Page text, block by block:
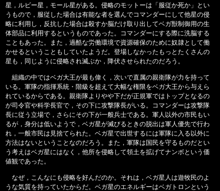
星，ルビー星，モール星がある。侵略のモットーは「服従か死か」とい
うもので，服従した場合は有能な者を選んでコマンダーにして他星の侵
略に利用し，反抗した場合は殺すか脳だけ取り出してベガ獣制御用の生
体部品に利用するというものであった。コマンダーにする際に洗脳する
こともあった。また，過酷な労働環境で資源確保のために奴隷として働
かせるということもしていたようだ。登場しなかったもっとたくさんの
星も，同じように侵略され滅ぶか，降伏させられたのだろう。
組織の中ではベガ大王が最も偉く，次いで直属の親衛隊が力を持って
いる。軍隊の指揮系統・階級を超えて大幅な権限をベガ大王から与えら
れているからである。親衛隊よりやや下だが正規軍ではトップとなるの
が司令官や科学長官で，その下に攻撃隊長がいる。コマンダーは攻撃隊
長に従う立場で，さらにその下が一般兵士である。軍人以外の市民もい
るが，身分は低いようで，ベガ星が滅びるときの脱出は軍人優先で行わ
れ，一般市民は見捨てられた。ベガ星で出世するには軍隊に入る以外に
方法はないということなのだろう。また，軍隊は国民を守るものだとい
う考えはベガ星にはなく，他所を侵略して領土を拡げてナンボという価
値観であった。
なぜ，こんなにも侵略を好んだのか。それは，ベガ星人は遊牧民のよ
うな気質を持っていたからだ。ベガ星のエネルギーはベガトロンという